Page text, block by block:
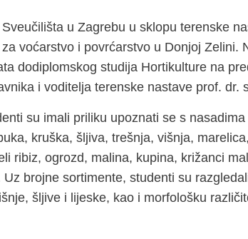
u Zagrebu u sklopu terenske
voćarstvo i povrćarstvo u Donjoj Zelini.
dodiplomskog studija Hortikulture na
i voditelja terenske nastave prof. dr.
su imali priliku upoznati se s
kruška, šljiva, trešnja, višnja,
ribiz, ogrozd, malina, kupina, križanci
brojne sortimente, studenti su
šljive i lijeske, kao i morfološku